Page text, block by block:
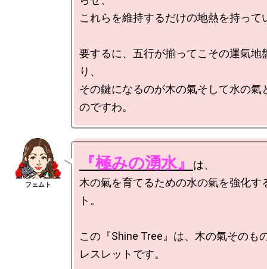
これらを維持するだけの地熱を持って
要するに、五行が揃ってこその運氣地
り、
その鍵になるのが木の氣そして水の氣
『極みの湧水』
は、
木の氣を育てるための水の氣を強化す
ト。
この『Shine Tree』は、木の氣そのも